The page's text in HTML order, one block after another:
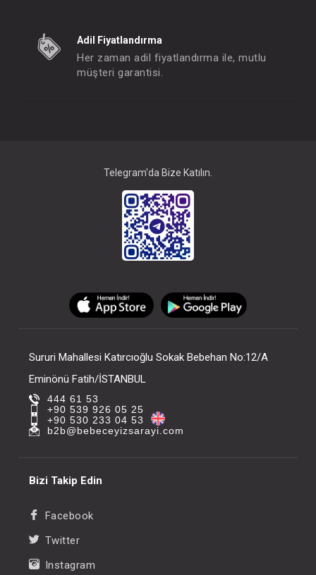
Adil Fiyatlandırma
Her zaman adil fiyatlandırma ile, mutlu
müşteri garantisi.
Telegram'da Bize Katılın.
Sururi Mahallesi Katırcıoğlu Sokak Bebehan No:12/A
Eminönü Fatih/İSTANBUL
444 61 53
+90 539 926 05 25
+90 530 233 04 53
b2b@bebeceyizsarayi.com
Bizi Takip Edin
Facebook
Twitter
Instagram